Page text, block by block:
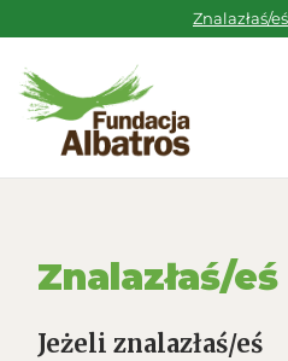
to
content
Znalazłaś/
Znalazłaś/
Jeżeli znalazłaś/eś